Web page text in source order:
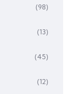
(98)
(13)
(45)
(12)